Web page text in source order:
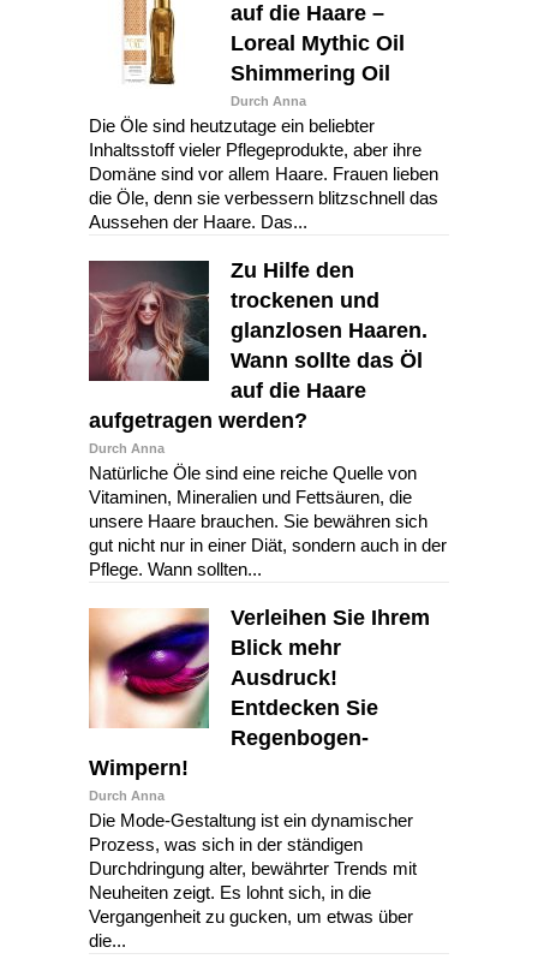
auf die Haare –
Loreal Mythic Oil
Shimmering Oil
Durch Anna
Die Öle sind heutzutage ein beliebter
Inhaltsstoff vieler Pflegeprodukte, aber ihre
Domäne sind vor allem Haare. Frauen lieben
die Öle, denn sie verbessern blitzschnell das
Aussehen der Haare. Das...
Zu Hilfe den
trockenen und
glanzlosen Haaren.
Wann sollte das Öl
auf die Haare
aufgetragen werden?
Durch Anna
Natürliche Öle sind eine reiche Quelle von
Vitaminen, Mineralien und Fettsäuren, die
unsere Haare brauchen. Sie bewähren sich
gut nicht nur in einer Diät, sondern auch in der
Pflege. Wann sollten...
Verleihen Sie Ihrem
Blick mehr
Ausdruck!
Entdecken Sie
Regenbogen-
Wimpern!
Durch Anna
Die Mode-Gestaltung ist ein dynamischer
Prozess, was sich in der ständigen
Durchdringung alter, bewährter Trends mit
Neuheiten zeigt. Es lohnt sich, in die
Vergangenheit zu gucken, um etwas über
die...